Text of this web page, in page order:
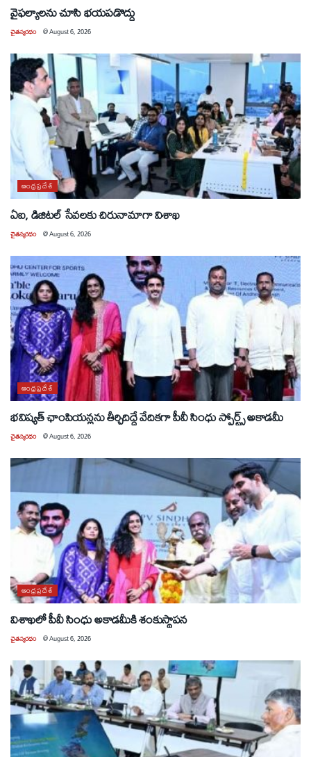
వైఫల్యాలను చూసి భయపడొద్దు
చైతన్యరధం @August 6, 2026
ఆంధ్రప్రదేశ్
ఏఐ, డిజిటల్ సేవలకు చిరునామాగా విశాఖ
చైతన్యరధం @August 6, 2026
ఆంధ్రప్రదేశ్
భవిష్యత్ ఛాంపియన్లను తీర్చిదిద్దే వేదికగా పీవీ సింధు స్పోర్ట్స్ అకాడమీ
చైతన్యరధం @August 6, 2026
ఆంధ్రప్రదేశ్
విశాఖలో పీవీ సింధు అకాడమీకి శంకుస్థాపన
చైతన్యరధం @August 6, 2026